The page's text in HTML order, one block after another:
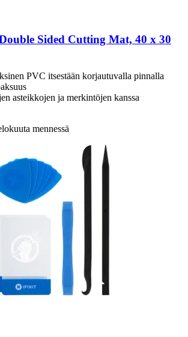
Sided Cutting Mat, 40 x 30
PVC itsestään korjautuvalla pinnalla
asteikkojen ja merkintöjen kanssa
mennessä